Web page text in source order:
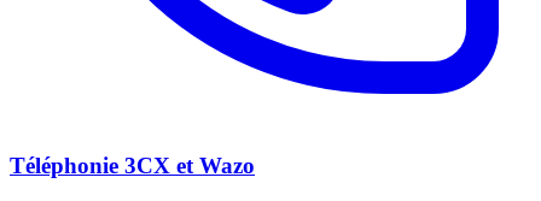
Téléphonie 3CX et Wazo